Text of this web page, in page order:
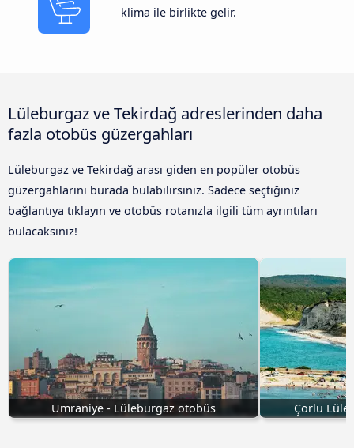
klima ile birlikte gelir.
Lüleburgaz ve Tekirdağ adreslerinden daha
fazla otobüs güzergahları
Lüleburgaz ve Tekirdağ arası giden en popüler otobüs
güzergahlarını burada bulabilirsiniz. Sadece seçtiğiniz
bağlantıya tıklayın ve otobüs rotanızla ilgili tüm ayrıntıları
bulacaksınız!
Umraniye - Lüleburgaz otobüs Çorlu